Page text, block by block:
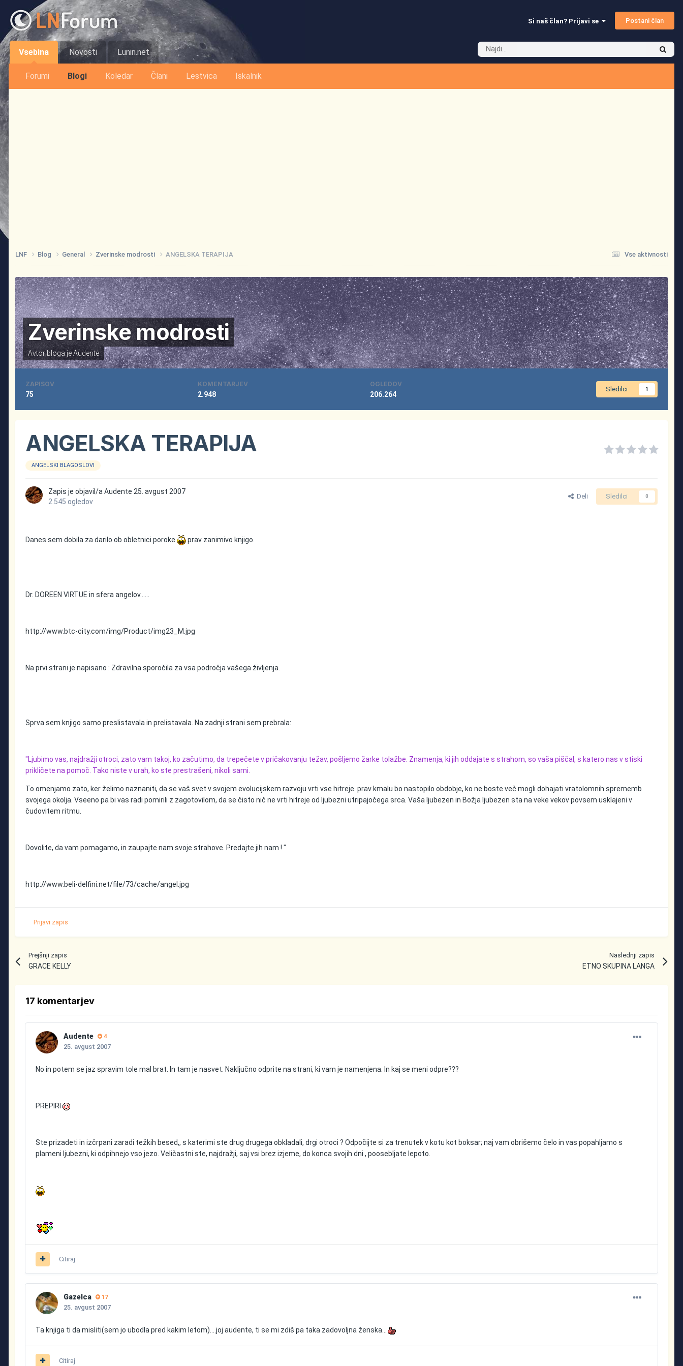
Si naš član? Prijavi se Postani član
Vsebina
Forumi Blogi Koledar Člani Lestvica Iskalnik
Novosti Lunin.net
Vse aktivnosti
LNF Blog General Zverinske modrosti ANGELSKA TERAPIJA
Zverinske modrosti
Avtor bloga jeAudente
Sledilci 1
ZAPISOV
75
KOMENTARJEV
2.948
OGLEDOV
206.264
ANGELSKA TERAPIJA
ANGELSKI BLAGOSLOVI
Zapis je objavil/aAudente 25. avgust 2007
2.545 ogledov
Deli Sledilci 0
Danes sem dobila za darilo ob obletnici poroke prav zanimivo knjigo.
Dr. DOREEN VIRTUE in sfera angelov......
http://www.btc-city.com/img/Product/img23_M.jpg
Na prvi strani je napisano : Zdravilna sporočila za vsa področja vašega življenja.
Sprva sem knjigo samo preslistavala in prelistavala. Na zadnji strani sem prebrala:
"Ljubimo vas, najdražji otroci, zato vam takoj, ko začutimo, da trepečete v pričakovanju težav, pošljemo žarke tolažbe. Znamenja, ki jih oddajate s strahom, so vaša piščal, s katero nas v stiski
prikličete na pomoč. Tako niste v urah, ko ste prestrašeni, nikoli sami.
To omenjamo zato, ker želimo naznaniti, da se vaš svet v svojem evolucijskem razvoju vrti vse hitreje. prav kmalu bo nastopilo obdobje, ko ne boste več mogli dohajati vratolomnih sprememb
svojega okolja. Vseeno pa bi vas radi pomirili z zagotovilom, da se čisto nič ne vrti hitreje od ljubezni utripajočega srca. Vaša ljubezen in Božja ljubezen sta na veke vekov povsem usklajeni v
čudovitem ritmu.
Dovolite, da vam pomagamo, in zaupajte nam svoje strahove. Predajte jih nam ! "
http://www.beli-delfini.net/file/73/cache/angel.jpg
Prijavi zapis
Prejšnji zapis
GRACE KELLY
Naslednji zapis
ETNO SKUPINA LANGA
17 komentarjev
Audente 4
25. avgust 2007
No in potem se jaz spravim tole mal brat. In tam je nasvet: Naključno odprite na strani, ki vam je namenjena. In kaj se meni odpre???
PREPIRI
Ste prizadeti in izčrpani zaradi težkih besed,, s katerimi ste drug drugega obkladali, drgi otroci ? Odpočijte si za trenutek v kotu kot boksar; naj vam obrišemo čelo in vas popahljamo s
plameni ljubezni, ki odpihnejo vso jezo. Veličastni ste, najdražji, saj vsi brez izjeme, do konca svojih dni , poosebljate lepoto.
Citiraj
Gazelca 17
25. avgust 2007
Ta knjiga ti da misliti(sem jo ubodla pred kakim letom)....joj audente, ti se mi zdiš pa taka zadovoljna ženska...
Citiraj